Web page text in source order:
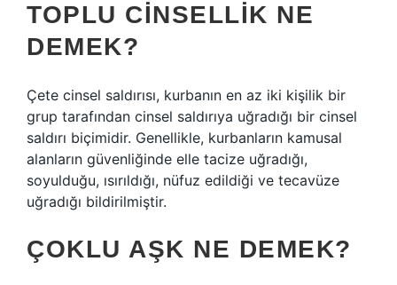
TOPLU CINSELLIK NE
DEMEK?
Çete cinsel saldırısı, kurbanın en az iki kişilik bir
grup tarafından cinsel saldırıya uğradığı bir cinsel
saldırı biçimidir. Genellikle, kurbanların kamusal
alanların güvenliğinde elle tacize uğradığı,
soyulduğu, ısırıldığı, nüfuz edildiği ve tecavüze
uğradığı bildirilmiştir.
ÇOKLU AŞK NE DEMEK?